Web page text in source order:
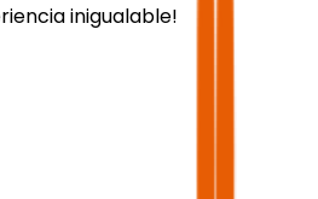
inigualable!